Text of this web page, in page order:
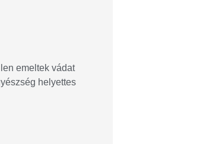
emeltek vádat
helyettes